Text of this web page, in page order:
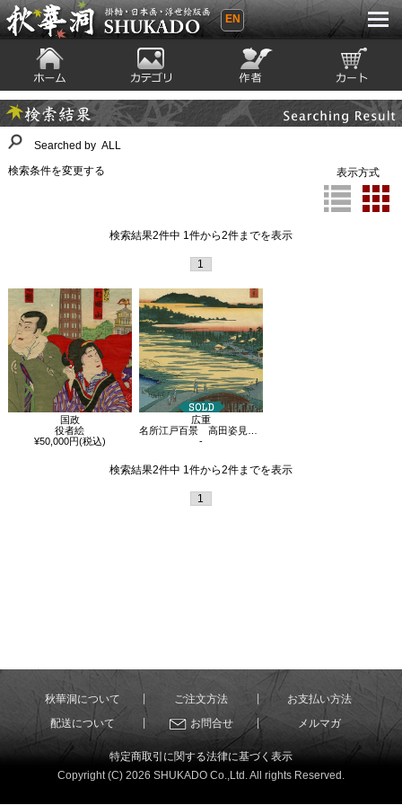
秋華洞 SHUKADO 掛軸・日本画・浮世
EN
ホーム カテゴリ 絵師 カート
検索結果
Searched by ALL
検索条件を変更する
表示方式
検索結果2件中 1件から2件までを表示
1
国政
役者絵
¥50,000円(税込)
広重
名所江戸百景 高田姿見のはし俤の橋砂利場
-
検索結果2件中 1件から2件までを表示
1
秋華洞について ご注文方法
お支払い方法
配送について
お問合せ メルマガ
特定商取引に関する法律に基づく表示
Copyright (C) 2026 SHUKADO Co.,Ltd. All rights Reserved.